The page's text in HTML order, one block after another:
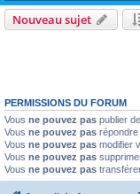
Nouveau sujet
PERMISSIONS DU FORUM
Vous ne pouvez pas publier
Vous ne pouvez pas
Vous ne pouvez pas modifier
Vous ne pouvez pas
Vous ne pouvez pas